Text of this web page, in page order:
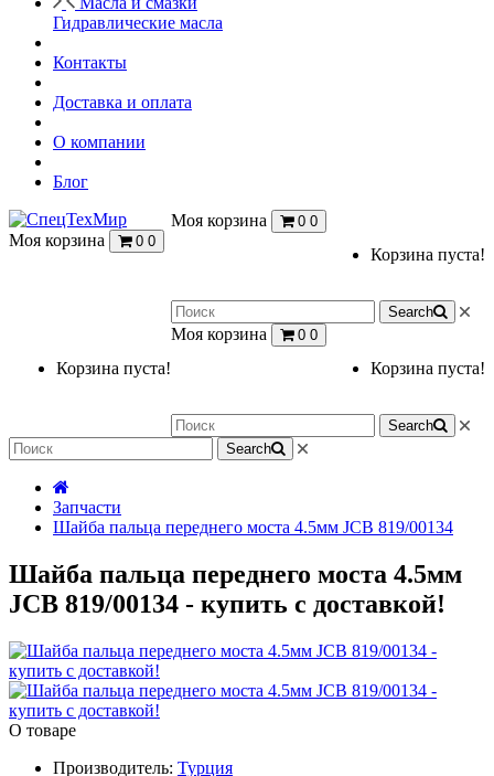
Гидравлические масла
Контакты
Доставка и оплата
О компании
Блог
Моя корзина 0 0
Корзина пуста!
Search
Моя корзина 0 0
Корзина пуста!
Search
Моя корзина 0 0
Корзина пуста!
Search
Запчасти
Шайба пальца переднего моста 4.5мм JCB 819/00134
Шайба пальца переднего моста 4.5мм
JCB 819/00134 - купить с доставкой!
О товаре
Производитель: Турция